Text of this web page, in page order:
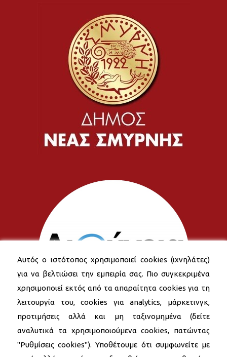
Αυτός ο ιστότοπος χρησιμοποιεί cookies (ιχνηλάτες)
για να βελτιώσει την εμπειρία σας. Πιο συγκεκριμένα
χρησιμοποιεί εκτός από τα απαραίτητα cookies για τη
λειτουργία του, cookies για analytics, μάρκετινγκ,
προτιμήσεις αλλά και μη ταξινομημένα (δείτε
αναλυτικά τα χρησιμοποιούμενα cookies, πατώντας
"Ρυθμίσεις cookies"). Υποθέτουμε ότι συμφωνείτε με